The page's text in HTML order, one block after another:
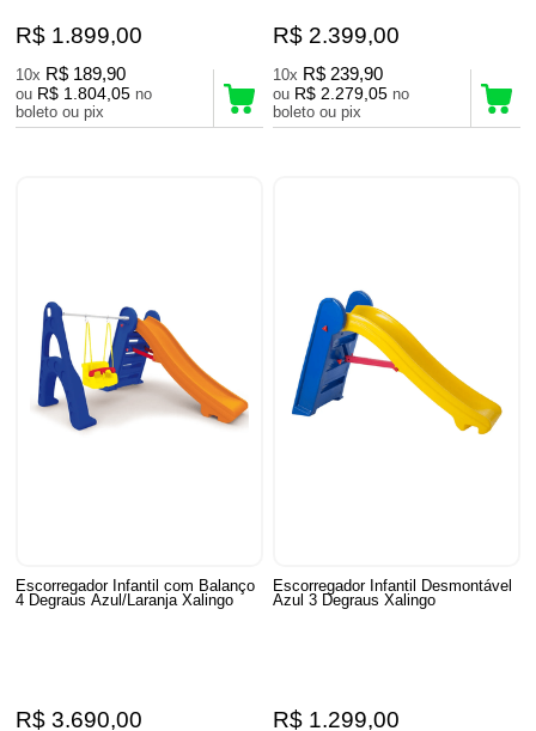
R$ 1.899,00
10x R$ 189,90
ou R$ 1.804,05 no
boleto ou pix
R$ 2.399,00
10x R$ 239,90
ou R$ 2.279,05 no
boleto ou pix
Escorregador Infantil com Balanço
4 Degraus Azul/Laranja Xalingo
R$ 3.690,00
Escorregador Infantil Desmontável
Azul 3 Degraus Xalingo
R$ 1.299,00